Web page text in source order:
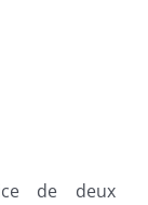
de deux